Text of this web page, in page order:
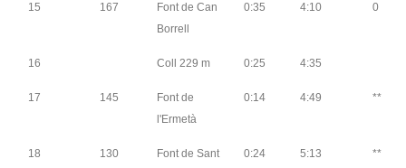
15 167
Font de Can
Borrell
0:35 4:10 0
16 Coll 229 m 0:25 4:35
17 145
Font de
l'Ermetà
0:14 4:49 **
18 130
Font de Sant
0:24 5:13 **